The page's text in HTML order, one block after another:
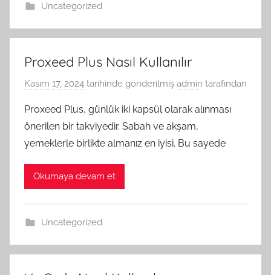
Uncategorized
Proxeed Plus Nasıl Kullanılır
Kasım 17, 2024 tarihinde gönderilmiş admin tarafından
Proxeed Plus, günlük iki kapsül olarak alınması
önerilen bir takviyedir. Sabah ve akşam,
yemeklerle birlikte almanız en iyisi. Bu sayede
Okumaya devam et
Uncategorized